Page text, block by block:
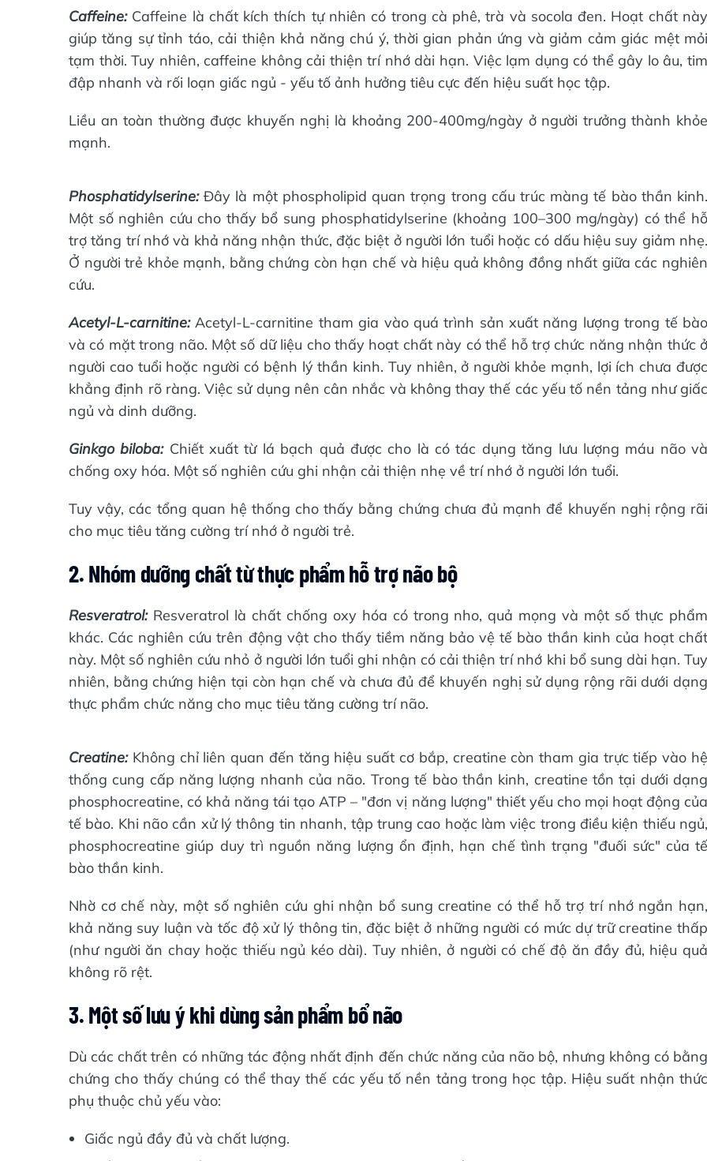
Caffeine: Caffeine là chất kích thích tự nhiên có trong cà phê, trà và socola đen. Hoạt chất
giúp tăng sự tỉnh táo, cải thiện khả năng chú ý, thời gian phản ứng và giảm cảm giác mệt mỏi
tạm thời. Tuy nhiên, caffeine không cải thiện trí nhớ dài hạn. Việc lạm dụng có thể gây lo âu, tim
đập nhanh và rối loạn giấc ngủ - yếu tố ảnh hưởng tiêu cực đến hiệu suất học tập.
Liều an toàn thường được khuyến nghị là khoảng 200-400mg/ngày ở người trưởng thành khỏe
mạnh.
Phosphatidylserine:Đây là một phospholipid quan trọng trong cấu trúc màng tế bào thần
Một số nghiên cứu cho thấy bổ sung phosphatidylserine (khoảng 100–300 mg/ngày) có thể hỗ
trợ tăng trí nhớ và khả năng nhận thức, đặc biệt ở người lớn tuổi hoặc có dấu hiệu suy giảm nhẹ.
Ở người trẻ khỏe mạnh, bằng chứng còn hạn chế và hiệu quả không đồng nhất giữa các nghiên
cứu.
Acetyl-L-carnitine:Acetyl-L-carnitine tham gia vào quá trình sản xuất năng lượng trong tế
và có mặt trong não. Một số dữ liệu cho thấy hoạt chất này có thể hỗ trợ chức năng nhận thức ở
người cao tuổi hoặc người có bệnh lý thần kinh. Tuy nhiên, ở người khỏe mạnh, lợi ích chưa được
khẳng định rõ ràng. Việc sử dụng nên cân nhắc và không thay thế các yếu tố nền tảng như giấc
ngủ và dinh dưỡng.
Ginkgo biloba: Chiết xuất từ lá bạch quả được cho là có tác dụng tăng lưu lượng máu não
chống oxy hóa. Một số nghiên cứu ghi nhận cải thiện nhẹ về trí nhớ ở người lớn tuổi.
Tuy vậy, các tổng quan hệ thống cho thấy bằng chứng chưa đủ mạnh để khuyến nghị rộng rãi
cho mục tiêu tăng cường trí nhớ ở người trẻ.
2. Nhóm dưỡng chất từ thực phẩm hỗ trợ não bộ
Resveratrol: Resveratrol là chất chống oxy hóa có trong nho, quả mọng và một số thực phẩm
khác. Các nghiên cứu trên động vật cho thấy tiềm năng bảo vệ tế bào thần kinh của hoạt chất
này. Một số nghiên cứu nhỏ ở người lớn tuổi ghi nhận có cải thiện trí nhớ khi bổ sung dài hạn. Tuy
nhiên, bằng chứng hiện tại còn hạn chế và chưa đủ để khuyến nghị sử dụng rộng rãi dưới dạng
thực phẩm chức năng cho mục tiêu tăng cường trí não.
Creatine: Không chỉ liên quan đến tăng hiệu suất cơ bắp, creatine còn tham gia trực tiếp vào
thống cung cấp năng lượng nhanh của não. Trong tế bào thần kinh, creatine tồn tại dưới dạng
phosphocreatine, có khả năng tái tạo ATP – "đơn vị năng lượng" thiết yếu cho mọi hoạt động của
tế bào. Khi não cần xử lý thông tin nhanh, tập trung cao hoặc làm việc trong điều kiện thiếu ngủ,
phosphocreatine giúp duy trì nguồn năng lượng ổn định, hạn chế tình trạng "đuối sức" của tế
bào thần kinh.
Nhờ cơ chế này, một số nghiên cứu ghi nhận bổ sung creatine có thể hỗ trợ trí nhớ ngắn
khả năng suy luận và tốc độ xử lý thông tin, đặc biệt ở những người có mức dự trữ creatine thấp
(như người ăn chay hoặc thiếu ngủ kéo dài). Tuy nhiên, ở người có chế độ ăn đầy đủ, hiệu quả
không rõ rệt.
3. Một số lưu ý khi dùng sản phẩm bổ não
Dù các chất trên có những tác động nhất định đến chức năng của não bộ, nhưng không có bằng
chứng cho thấy chúng có thể thay thế các yếu tố nền tảng trong học tập. Hiệu suất nhận thức
phụ thuộc chủ yếu vào:
Giấc ngủ đầy đủ và chất lượng.